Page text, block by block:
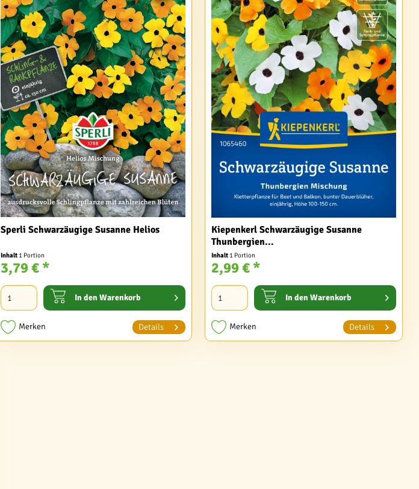
Sperli Schwarzäugige Susanne Helios
Inhalt 1 Portion
3,79 € *
In den Warenkorb
Merken Details
Kiepenkerl Schwarzäugige Susanne
Thunbergien...
Inhalt 1 Portion
2,99 € *
In den Warenkorb
Merken Details